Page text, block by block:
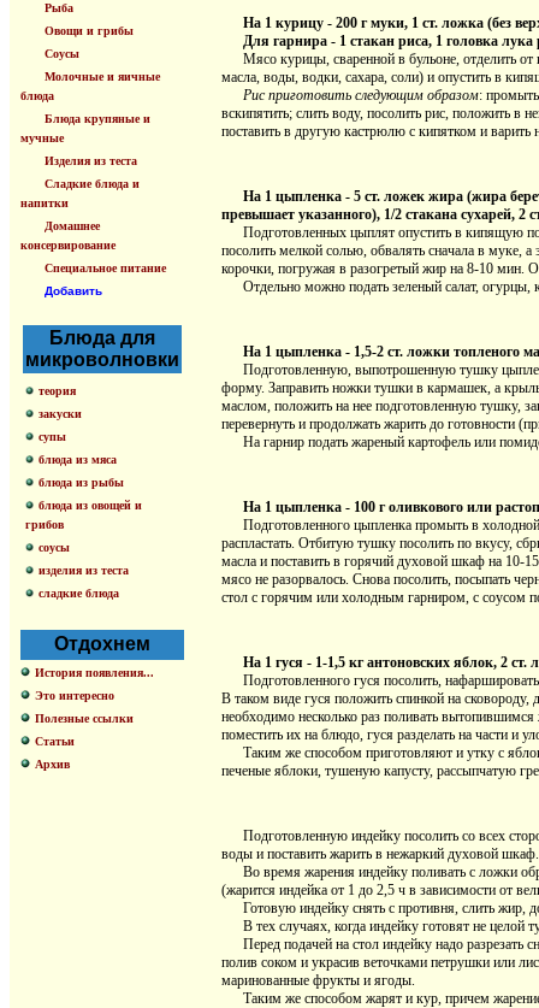
Рыба
Овощи и грибы
Соусы
Молочные и яичные
блюда
Блюда крупяные и
мучные
Изделия из теста
Сладкие блюда и
напитки
Домашнее
консервирование
Специальное питание
Добавить
Блюда для
микроволновки
теория
закуски
супы
блюда из мяса
блюда из рыбы
блюда из овощей и
грибов
соусы
изделия из теста
сладкие блюда
Отдохнем
История появления...
Это интересно
Полезные ссылки
Статьи
Архив
На 1 курицу - 200 г муки, 1 ст. ложка (без
Для гарнира - 1 стакан риса, 1 головка лука
Мясо курицы, сваренной в бульоне, отделить от
масла, воды, водки, сахара, соли) и опустить в
Рис приготовить следующим образом: промыть
вскипятить; слить воду, посолить рис, положить в
поставить в другую кастрюлю с кипятком и варить
На 1 цыпленка - 5 ст. ложек жира (жира
превышает указанного), 1/2 стакана сухарей, 2
Подготовленных цыплят опустить в кипящую
посолить мелкой солью, обвалять сначала в муке,
корочки, погружая в разогретый жир на 8-10 мин.
Отдельно можно подать зеленый салат, огурцы,
На 1 цыпленка - 1,5-2 ст. ложки топленого
Подготовленную, выпотрошенную тушку
форму. Заправить ножки тушки в кармашек, а
маслом, положить на нее подготовленную тушку,
перевернуть и продолжать жарить до готовности
На гарнир подать жареный картофель или
На 1 цыпленка - 100 г оливкового или
Подготовленного цыпленка промыть в холодной
распластать. Отбитую тушку посолить по вкусу,
масла и поставить в горячий духовой шкаф на 10-
мясо не разорвалось. Снова посолить, посыпать
стол с горячим или холодным гарниром, с соусом
На 1 гуся - 1-1,5 кг антоновских яблок, 2
Подготовленного гуся посолить,
В таком виде гуся положить спинкой на
необходимо несколько раз поливать
поместить их на блюдо, гуся разделать на части и
Таким же способом приготовляют и утку с
печеные яблоки, тушеную капусту, рассыпчатую
Подготовленную индейку посолить со всех
воды и поставить жарить в нежаркий духовой шкаф.
Во время жарения индейку поливать с ложки
(жарится индейка от 1 до 2,5 ч в зависимости от
Готовую индейку снять с противня, слить жир,
В тех случаях, когда индейку готовят не целой
Перед подачей на стол индейку надо разрезать
полив соком и украсив веточками петрушки или
маринованные фрукты и ягоды.
Таким же способом жарят и кур, причем